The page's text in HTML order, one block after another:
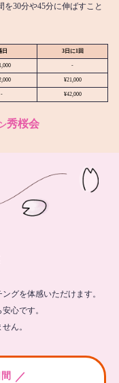
30分や45分に伸ばすこと
日 3日に1回
-
¥21,000
- ¥42,000
秀桜会
グを体感いただけます。
心です。
ん。
／